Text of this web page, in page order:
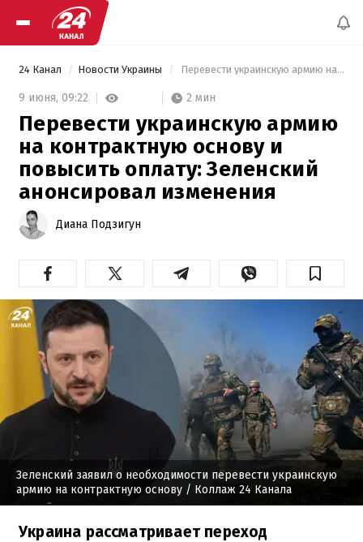
24 Канал Новости Украины Перевести украинскую армию на контрактную основу и повысить оплату: Зеленский анонсировал изменения
9 июня, 09:22 2 мин
Перевести украинскую армию
на контрактную основу и
повысить оплату: Зеленский
анонсировал изменения
Диана Подзигун
Зеленский заявил о необходимости перевести украинскую
армию на контрактную основу / Коллаж 24 Канала
Украина рассматривает переход